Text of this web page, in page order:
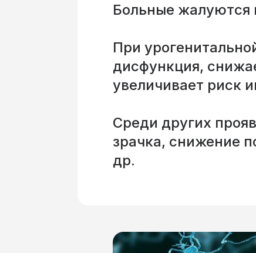
Больные жалуются
При
дисфункция,
увеличивает риск
Среди других
зрачка, снижение
др.